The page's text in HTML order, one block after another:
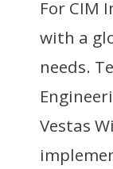
For CIM
with a
needs.
Vestas